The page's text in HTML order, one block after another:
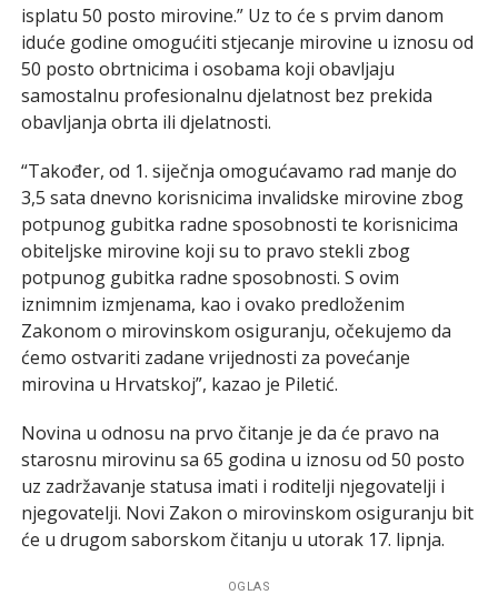
isplatu 50 posto mirovine.” Uz to će s prvim danom
iduće godine omogućiti stjecanje mirovine u iznosu od
50 posto obrtnicima i osobama koji obavljaju
samostalnu profesionalnu djelatnost bez prekida
obavljanja obrta ili djelatnosti.
“Također, od 1. siječnja omogućavamo rad manje do
3,5 sata dnevno korisnicima invalidske mirovine zbog
potpunog gubitka radne sposobnosti te korisnicima
obiteljske mirovine koji su to pravo stekli zbog
potpunog gubitka radne sposobnosti. S ovim
iznimnim izmjenama, kao i ovako predloženim
Zakonom o mirovinskom osiguranju, očekujemo da
ćemo ostvariti zadane vrijednosti za povećanje
mirovina u Hrvatskoj”, kazao je Piletić.
Novina u odnosu na prvo čitanje je da će pravo na
starosnu mirovinu sa 65 godina u iznosu od 50 posto
uz zadržavanje statusa imati i roditelji njegovatelji i
njegovatelji. Novi Zakon o mirovinskom osiguranju bit
će u drugom saborskom čitanju u utorak 17. lipnja.
OGLAS